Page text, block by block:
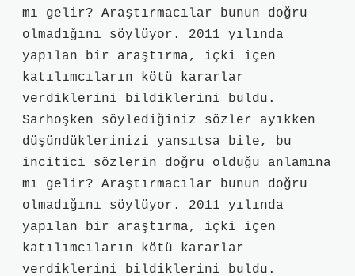
mı gelir? Araştırmacılar bunun doğru
olmadığını söylüyor. 2011 yılında
yapılan bir araştırma, içki içen
katılımcıların kötü kararlar
verdiklerini bildiklerini buldu.
Sarhoşken söylediğiniz sözler ayıkken
düşündüklerinizi yansıtsa bile, bu
incitici sözlerin doğru olduğu anlamına
mı gelir? Araştırmacılar bunun doğru
olmadığını söylüyor. 2011 yılında
yapılan bir araştırma, içki içen
katılımcıların kötü kararlar
verdiklerini bildiklerini buldu.